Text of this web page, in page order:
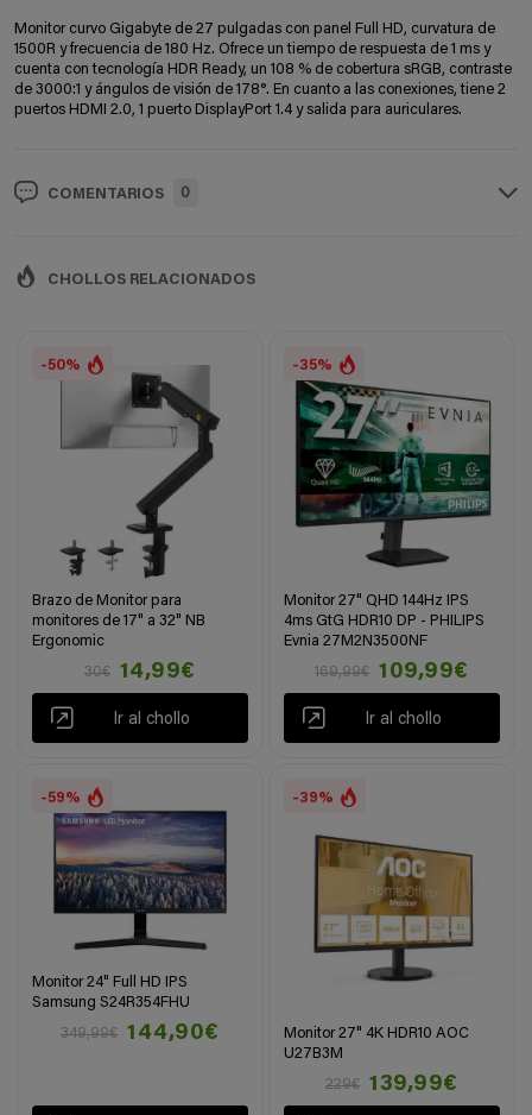
Monitor curvo Gigabyte de 27 pulgadas con panel Full HD, curvatura de
1500R y frecuencia de 180 Hz. Ofrece un tiempo de respuesta de 1 ms y
cuenta con tecnología HDR Ready, un 108 % de cobertura sRGB, contraste
de 3000:1 y ángulos de visión de 178°. En cuanto a las conexiones, tiene 2
puertos HDMI 2.0, 1 puerto DisplayPort 1.4 y salida para auriculares.
COMENTARIOS 0
CHOLLOS RELACIONADOS
-50%
Brazo de Monitor para
monitores de 17" a 32" NB
Ergonomic
30€
14,99€
Ir al chollo
-35%
Monitor 27" QHD 144Hz IPS
4ms GtG HDR10 DP - PHILIPS
Evnia 27M2N3500NF
169,99€
109,99€
Ir al chollo
-59%
Monitor 24" Full HD IPS
Samsung S24R354FHU
349,99€
144,90€
-39%
Monitor 27" 4K HDR10 AOC
U27B3M
229€
139,99€